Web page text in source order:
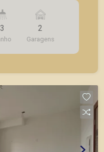
- Cozinha; -
tem
clientes com
vendas de
mesmo nos
3 2
Garagens